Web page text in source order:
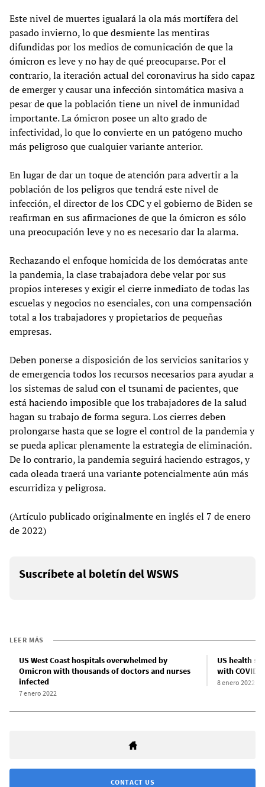
Este nivel de muertes igualará la ola más mortífera del
pasado invierno, lo que desmiente las mentiras
difundidas por los medios de comunicación de que la
ómicron es leve y no hay de qué preocuparse. Por el
contrario, la iteración actual del coronavirus ha sido capaz
de emerger y causar una infección sintomática masiva a
pesar de que la población tiene un nivel de inmunidad
importante. La ómicron posee un alto grado de
infectividad, lo que lo convierte en un patógeno mucho
más peligroso que cualquier variante anterior.
En lugar de dar un toque de atención para advertir a la
población de los peligros que tendrá este nivel de
infección, el director de los CDC y el gobierno de Biden se
reafirman en sus afirmaciones de que la ómicron es sólo
una preocupación leve y no es necesario dar la alarma.
Rechazando el enfoque homicida de los demócratas ante
la pandemia, la clase trabajadora debe velar por sus
propios intereses y exigir el cierre inmediato de todas las
escuelas y negocios no esenciales, con una compensación
total a los trabajadores y propietarios de pequeñas
empresas.
Deben ponerse a disposición de los servicios sanitarios y
de emergencia todos los recursos necesarios para ayudar a
los sistemas de salud con el tsunami de pacientes, que
está haciendo imposible que los trabajadores de la salud
hagan su trabajo de forma segura. Los cierres deben
prolongarse hasta que se logre el control de la pandemia y
se pueda aplicar plenamente la estrategia de eliminación.
De lo contrario, la pandemia seguirá haciendo estragos, y
cada oleada traerá una variante potencialmente aún más
escurridiza y peligrosa.
(Artículo publicado originalmente en inglés el 7 de enero
de 2022)
Suscríbete al boletín del WSWS
LEER MÁS
US West Coast hospitals overwhelmed by
Omicron with thousands of doctors and nurses
infected
7 enero 2022
US health
with COVID-
8 enero 2022
CONTACT US